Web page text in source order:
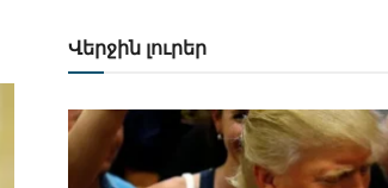
Վերջին լուրեր